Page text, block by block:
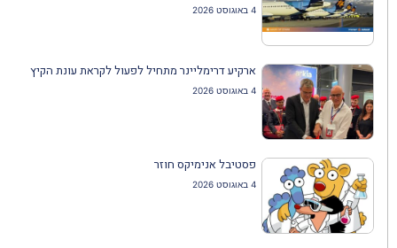
4 באוגוסט 2026
ארקיע דרימליינר מתחיל לפעול לקראת עונת הקיץ
4 באוגוסט 2026
פסטיבל אנימיקס חוזר
4 באוגוסט 2026